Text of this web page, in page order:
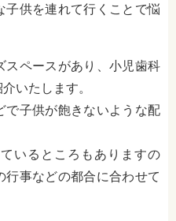
供を連れて行くことで悩
スペースがあり、小児歯科
いたします。
で子供が飽きないような配
いるところもありますの
事などの都合に合わせて